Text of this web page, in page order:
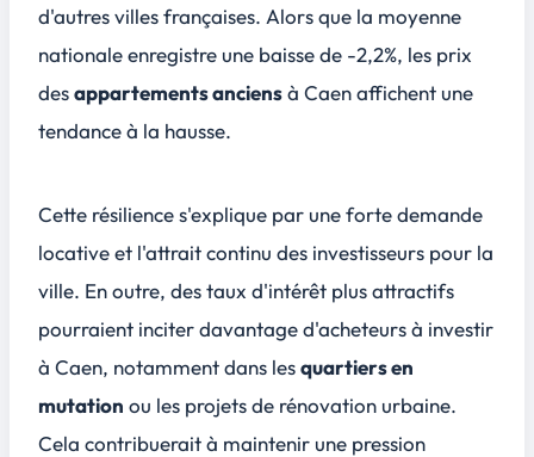
d'autres villes françaises. Alors que la moyenne
nationale enregistre une baisse de -2,2%, les prix
desappartements anciensà Caen affichent une
tendance à la hausse.
Cette résilience s'explique par uneforte demande
locativeet l'attrait continu des investisseurs pour la
ville. En outre, des taux d'intérêt plus attractifs
pourraient inciter davantage d'acheteurs à investir
à Caen, notamment dans lesquartiers en
mutation ou les projets de rénovation urbaine.
Cela contribuerait à maintenir une pression